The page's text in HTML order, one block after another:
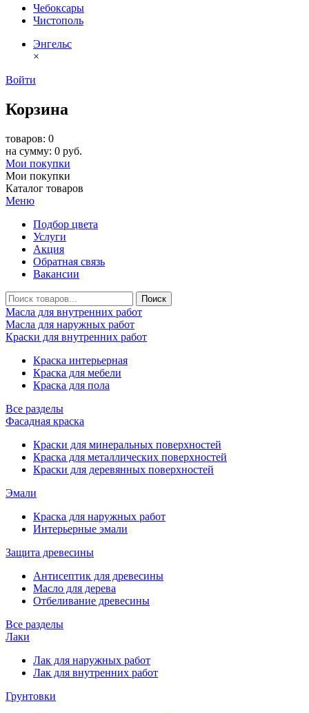
Чебоксары
Чистополь
Энгельс
×
Войти
Корзина
товаров: 0
на сумму: 0 руб.
Мои покупки
Мои покупки
Каталог товаров
Меню
Подбор цвета
Услуги
Акция
Обратная связь
Вакансии
Масла для внутренних работ
Масла для наружных работ
Краски для внутренних работ
Краска интерьерная
Краска для мебели
Краска для пола
Все разделы
Фасадная краска
Краски для минеральных поверхностей
Краска для металлических поверхностей
Краски для деревянных поверхностей
Эмали
Краска для наружных работ
Интерьерные эмали
Защита древесины
Антисептик для древесины
Масло для дерева
Отбеливание древесины
Все разделы
Лаки
Лак для наружных работ
Лак для внутренних работ
Грунтовки